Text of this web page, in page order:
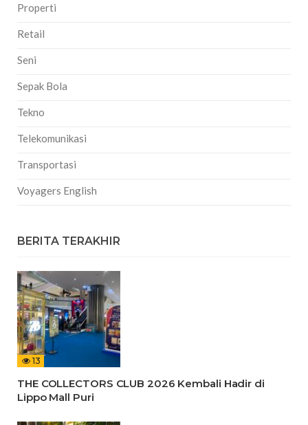
Properti
Retail
Seni
Sepak Bola
Tekno
Telekomunikasi
Transportasi
Voyagers English
BERITA TERAKHIR
13
THE COLLECTORS CLUB 2026 Kembali Hadir di
Lippo Mall Puri